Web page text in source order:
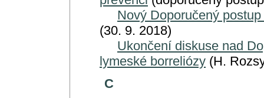
Nový Doporučený
(30. 9. 2018)
Ukončení diskuse nad
lymeské borreliózy (H.
C